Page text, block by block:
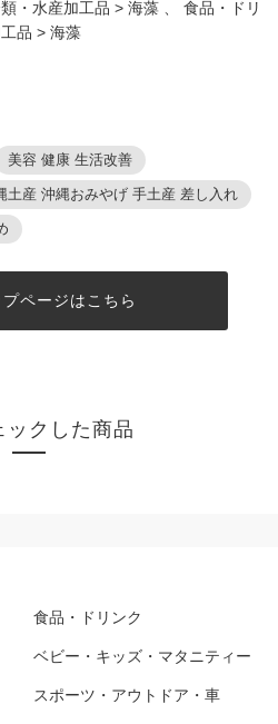
・水産加工品 >海藻 、食品・ドリ
品 >海藻
美容 健康 生活改善
土産 沖縄おみやげ 手土産 差し入れ
ページはこちら
ックした商品
食品・ドリンク
ベビー・キッズ・マタニティー
スポーツ・アウトドア・車